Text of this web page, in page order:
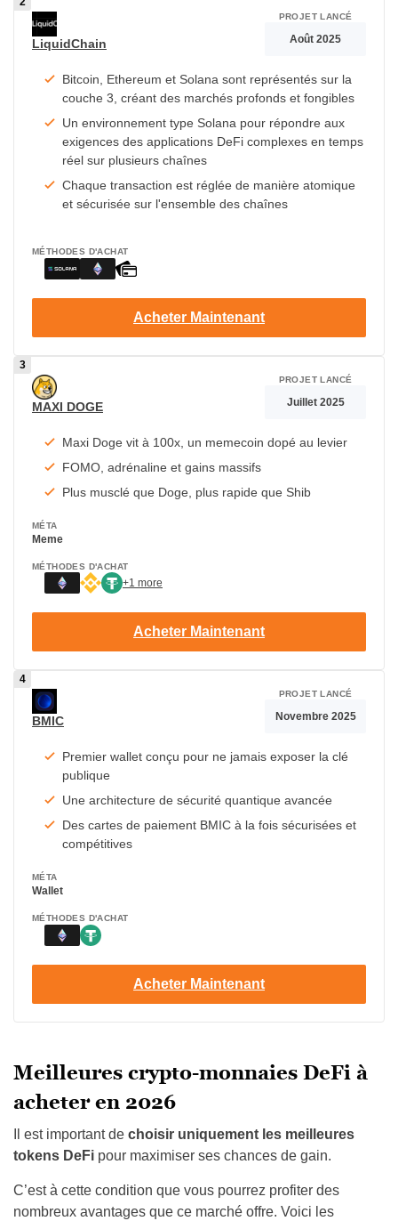
LiquidChain
Bitcoin, Ethereum et Solana sont représentés sur la
couche 3, créant des marchés profonds et fongibles
Un environnement type Solana pour répondre aux
exigences des applications DeFi complexes en temps
réel sur plusieurs chaînes
Chaque transaction est réglée de manière atomique
et sécurisée sur l'ensemble des chaînes
PROJET LANCÉ
Août 2025
MÉTHODES D'ACHAT
Acheter Maintenant
MAXI DOGE
Maxi Doge vit à 100x, un memecoin dopé au levier
FOMO, adrénaline et gains massifs
Plus musclé que Doge, plus rapide que Shib
PROJET LANCÉ
Juillet 2025
MÉTA
Meme
MÉTHODES D'ACHAT
+1 more
Acheter Maintenant
BMIC
Premier wallet conçu pour ne jamais exposer la clé
publique
Une architecture de sécurité quantique avancée
Des cartes de paiement BMIC à la fois sécurisées et
compétitives
PROJET LANCÉ
Novembre 2025
MÉTA
Wallet
MÉTHODES D'ACHAT
Acheter Maintenant
Meilleures crypto-monnaies DeFi à
acheter en 2026
Il est important de choisir uniquement les meilleures
tokens DeFi pour maximiser ses chances de gain.
C’est à cette condition que vous pourrez profiter des
nombreux avantages que ce marché offre. Voici les